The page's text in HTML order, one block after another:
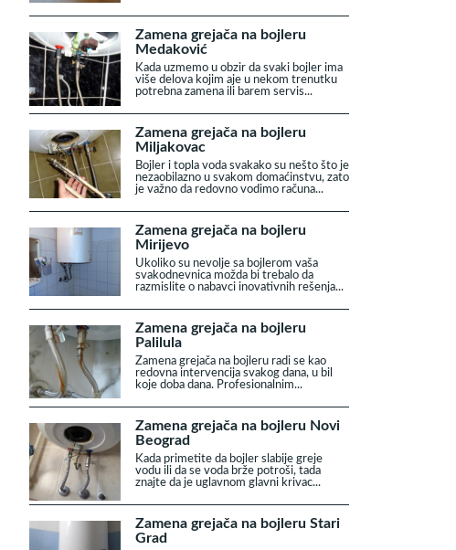
Zamena grejača na bojleru
Medaković
Kada uzmemo u obzir da svaki bojler ima
više delova kojim aje u nekom trenutku
potrebna zamena ili barem servis...
Zamena grejača na bojleru
Miljakovac
Bojler i topla voda svakako su nešto što je
nezaobilazno u svakom domaćinstvu, zato
je važno da redovno vodimo računa...
Zamena grejača na bojleru
Mirijevo
Ukoliko su nevolje sa bojlerom vaša
svakodnevnica možda bi trebalo da
razmislite o nabavci inovativnih rešenja...
Zamena grejača na bojleru
Palilula
Zamena grejača na bojleru radi se kao
redovna intervencija svakog dana, u bil
koje doba dana. Profesionalnim...
Zamena grejača na bojleru Novi
Beograd
Kada primetite da bojler slabije greje
vodu ili da se voda brže potroši, tada
znajte da je uglavnom glavni krivac...
Zamena grejača na bojleru Stari
Grad